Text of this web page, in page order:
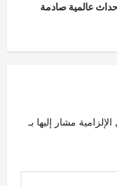
عن أحداث عالمية صادمة
مشار إليها بـ